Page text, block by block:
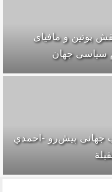
پوتین و مافیای‌
سیاسی جهان
جهانی پيش‌رو -احمدي